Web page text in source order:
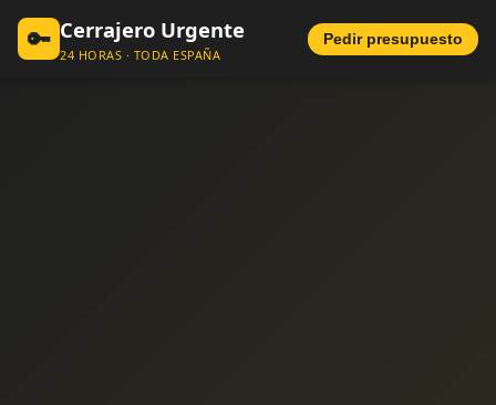
🔑 Cerrajero Urgente
24 HORAS · TODA ESPAÑA
Pedir presupuesto